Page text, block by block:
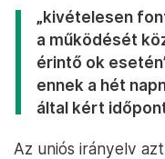
„kivételesen
a működését
érintő ok
ennek a hét
által kért
Az uniós irányelv